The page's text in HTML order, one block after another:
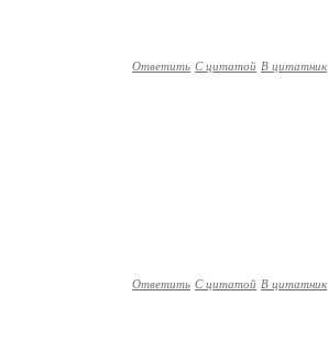
Ответить С цитатой В цитатник
Ответить С цитатой В цитатник